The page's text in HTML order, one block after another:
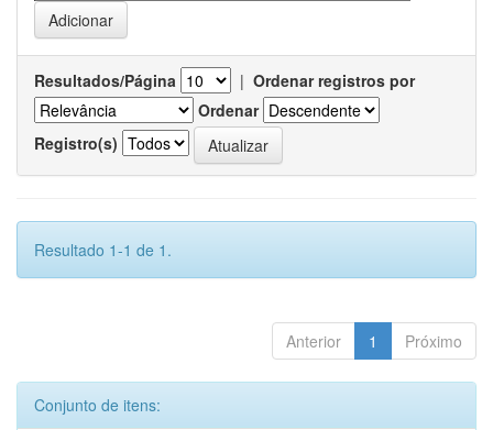
Resultados/Página | Ordenar registros por
Ordenar
Registro(s)
Resultado 1-1 de 1.
Anterior 1 Próximo
Conjunto de itens: